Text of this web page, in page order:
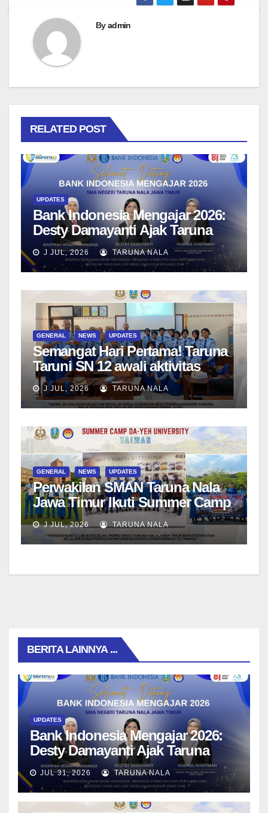
Byadmin
RELATED POST
UPDATES
Bank Indonesia Mengajar 2026:
Desty Damayanti Ajak Taruna
SMAN Taruna Nala Jawa Timur
Menjadi Generasi Pemimpin
Berwawasan Global
J JUL, 2026 TARUNA NALA
GENERAL NEWS UPDATES
Semangat Hari Pertama! Taruna
Taruni SN 12 awali aktivitas
bersama Wali Kelas dan Tes
Asesmen Diagnostik
J JUL, 2026 TARUNA NALA
GENERAL NEWS UPDATES
Perwakilan SMAN Taruna Nala
Jawa Timur Ikuti Summer Camp
di Da-Yeh University, Taiwan
J JUL, 2026 TARUNA NALA
BERITA LAINNYA ...
UPDATES
Bank Indonesia Mengajar 2026:
Desty Damayanti Ajak Taruna
SMAN Taruna Nala Jawa Timur
Menjadi Generasi Pemimpin
Berwawasan Global
JUL 31, 2026 TARUNA NALA